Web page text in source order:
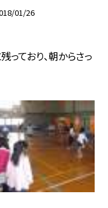
01/26
っており、朝からさっ